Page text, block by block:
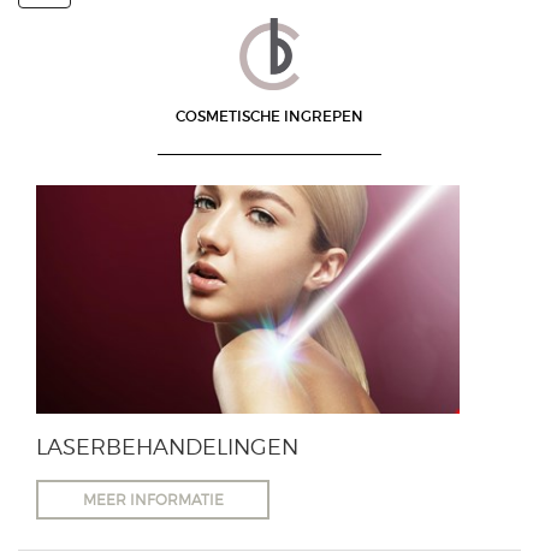
COSMETISCHE INGREPEN
LASERBEHANDELINGEN
MEER INFORMATIE